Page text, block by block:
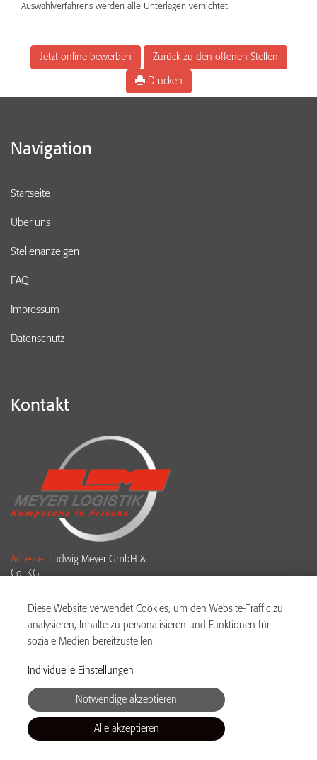
Auswahlverfahrens werden alle Unterlagen vernichtet.
Jetzt online bewerben
Zurück zu den offenen Stellen
Drucken
Navigation
Startseite
Über uns
Stellenanzeigen
FAQ
Impressum
Datenschutz
Kontakt
Adresse: Ludwig Meyer GmbH &
Co. KG
61381 Friedrichsdorf
Telefon: +49 6175 4007 955
WhatsApp:+49 176 19090 888
Email:
bewerbung@meyer-
logistik.com
Diese Website verwendet Cookies, um den Website-Traffic zu
analysieren, Inhalte zu personalisieren und Funktionen für
soziale Medien bereitzustellen.
Individuelle Einstellungen
Notwendige akzeptieren
Alle akzeptieren